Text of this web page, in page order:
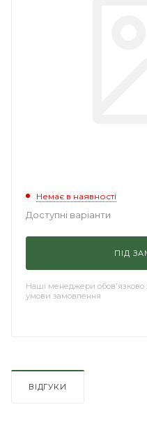
Немає в наявності
Доступні варіанти
ПІД
Наші менеджери обов'язково
умови замовлення
ВІДГУКИ